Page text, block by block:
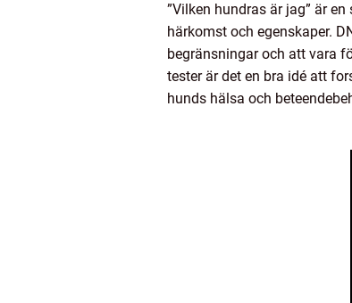
”Vilken hundras är jag” är
härkomst och egenskaper.
begränsningar och att vara
tester är det en bra idé att
hunds hälsa och